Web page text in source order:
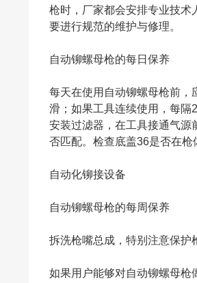
枪时，厂家都会安排专业技术
要进行规范的维护与修理。
自动铆螺母枪的每日保养
每天在使用自动铆螺母枪前，
滑；如果工具连续使用，每隔
安装过滤器，在工具接通气源
否匹配。检查底盖36是否在枪
自动化铆接设备
自动铆螺母枪的每周保养
拆洗枪嘴总成，特别注意保护
如果用户能够对自动铆螺母枪